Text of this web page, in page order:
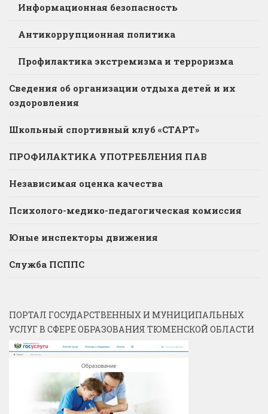
Информационная безопасность
Антикоррупционная политика
Профилактика экстремизма и терроризма
Сведения об организации отдыха детей и их
оздоровления
Школьный спортивный клуб «СТАРТ»
ПРОФИЛАКТИКА УПОТРЕБЛЕНИЯ ПАВ
Независимая оценка качества
Психолого-медико-педагогическая комиссия
Юные инспекторы движения
Служба ПСППС
ПОРТАЛ ГОСУДАРСТВЕННЫХ И МУНИЦИПАЛЬНЫХ
УСЛУГ В СФЕРЕ ОБРАЗОВАНИЯ ТЮМЕНСКОЙ ОБЛАСТИ